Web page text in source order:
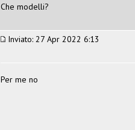
Che modelli?
Inviato: 27 Apr 2022 6:13
Per me no